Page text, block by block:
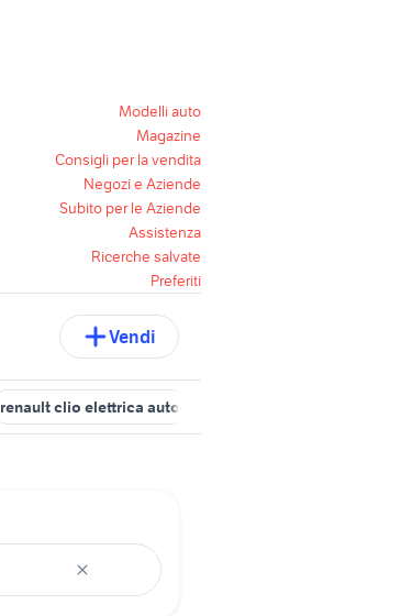
Modelli auto
Magazine
Consigli per la vendita
Negozi e Aziende
Subito per le Aziende
Assistenza
Ricerche salvate
Preferiti
Vendi
renault clio elettrica auto